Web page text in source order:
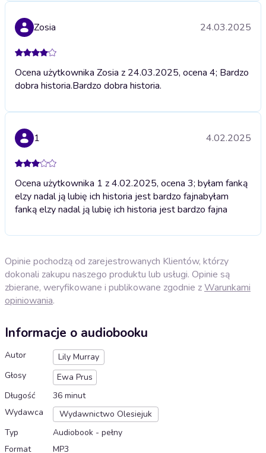
Zosia 24.03.2025
Ocena użytkownika Zosia z 24.03.2025, ocena 4; Bardzo
dobra historia.Bardzo dobra historia.
1 4.02.2025
Ocena użytkownika 1 z 4.02.2025, ocena 3; byłam fanką
elzy nadal ją lubię ich historia jest bardzo fajnabyłam
fanką elzy nadal ją lubię ich historia jest bardzo fajna
Opinie pochodzą od zarejestrowanych Klientów, którzy
dokonali zakupu naszego produktu lub usługi. Opinie są
zbierane, weryfikowane i publikowane zgodnie zWarunkami
opiniowania.
Informacje o audiobooku
Autor
Lily Murray
Głosy
Ewa Prus
Długość
36 minut
Wydawca
Wydawnictwo Olesiejuk
Typ
Audiobook - pełny
Format
MP3